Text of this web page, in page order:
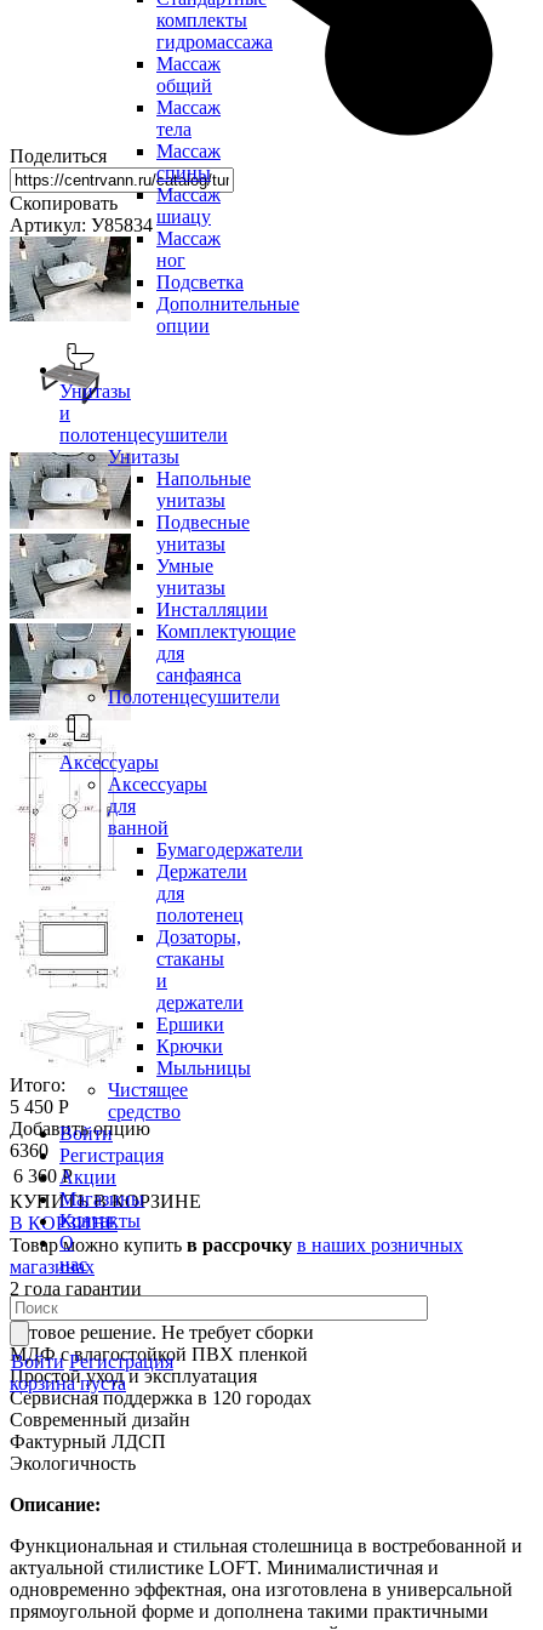
комплекты
гидромассажа
Массаж
общий
Массаж
тела
Массаж
спины
Массаж
шиацу
Массаж
ног
Подсветка
Дополнительные
опции
Унитазы
и
полотенцесушители
Унитазы
Напольные
унитазы
Подвесные
унитазы
Умные
унитазы
Инсталляции
Комплектующие
для
санфаянса
Полотенцесушители
Аксессуары
Аксессуары
для
ванной
Бумагодержатели
Держатели
для
полотенец
Дозаторы,
стаканы
и
держатели
Ершики
Крючки
Мыльницы
Чистящее
средство
Войти
Регистрация
Акции
Магазины
Контакты
О
нас
Войти Регистрация
корзина пуста
Поделиться
Скопировать
Артикул: У85834
Итого:
5 450 Р
Добавить опцию
6360
6 360 Р
КУПИТЬ В КОРЗИНЕ
В КОРЗИНЕ
Товар можно купить в рассрочку в наших розничных
магазинах
2 года гарантии
Влагостойкие материалы
Готовое решение. Не требует сборки
МДФ с влагостойкой ПВХ пленкой
Простой уход и эксплуатация
Сервисная поддержка в 120 городах
Современный дизайн
Фактурный ЛДСП
Экологичность
Описание:
Функциональная и стильная столешница в востребованной и
актуальной стилистике LOFT. Минималистичная и
одновременно эффектная, она изготовлена в универсальной
прямоугольной форме и дополнена такими практичными